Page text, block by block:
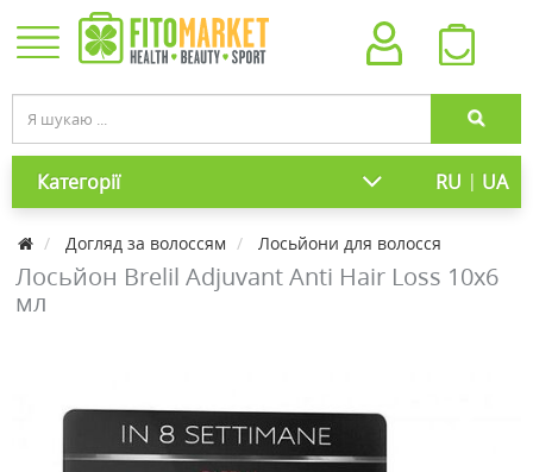
Категорії RU | UA
Догляд за волоссям Лосьйони для волосся
Лосьйон Brelil Adjuvant Anti Hair Loss 10х6
мл